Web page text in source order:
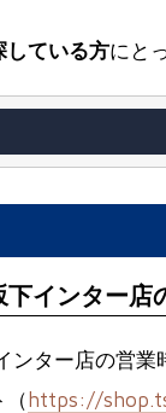
している方にと
インター店
ンター店の営
（https://